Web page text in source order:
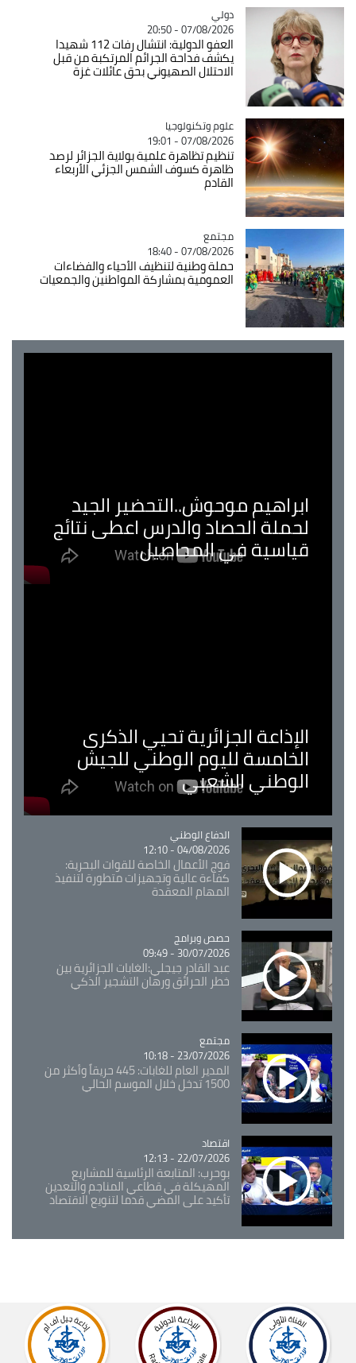
Catégorie
دولي
07/08/2026 - 20:50
العفو الدولية: انتشال رفات 112 شهيدا
يكشف فداحة الجرائم المرتكبة من قبل
الاحتلال الصهيوني بحق عائلات غزة
Catégorie
علوم وتكنولوجيا
07/08/2026 - 19:01
تنظيم تظاهرة علمية بولاية الجزائر لرصد
ظاهرة كسوف الشمس الجزئي الأربعاء
القادم
Catégorie
مجتمع
07/08/2026 - 18:40
حملة وطنية لتنظيف الأحياء والفضاءات
العمومية بمشاركة المواطنين والجمعيات
ابراهيم موحوش..التحضير الجيد
لحملة الحصاد والدرس اعطى نتائج
قياسية في المحاصيل
الإذاعة الجزائرية تحيي الذكرى
الخامسة لليوم الوطني للجيش
الوطني الشعبي
Catégorie
الدفاع الوطني
04/08/2026 - 12:10
فوج الأعمال الخاصة للقوات البحرية:
كفاءة عالية وتجهيزات متطورة لتنفيذ
المهام المعقدة
Catégorie
حصص وبرامج
30/07/2026 - 09:49
عبد القادر جيجلي:الغابات الجزائرية بين
خطر الحرائق ورهان التشجير الذكي
Catégorie
مجتمع
23/07/2026 - 10:18
المدير العام للغابات: 445 حريقاً وأكثر من
1500 تدخل خلال الموسم الحالي
Catégorie
اقتصاد
22/07/2026 - 12:13
بوحرب: المتابعة الرئاسية للمشاريع
المهيكلة في قطاعي المناجم والتعدين
تأكيد على المضي قدما لتنويع الاقتصاد